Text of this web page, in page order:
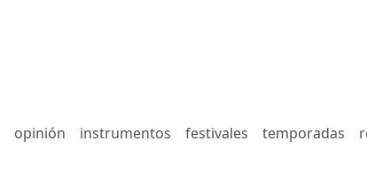
opinión instrumentos festivales temporadas